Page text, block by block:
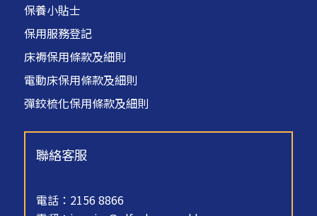
保養小貼士
保用服務登記
床褥保用條款及細則
電動床保用條款及細則
彈鉸梳化保用條款及細則
聯絡客服
電話：2156 8866